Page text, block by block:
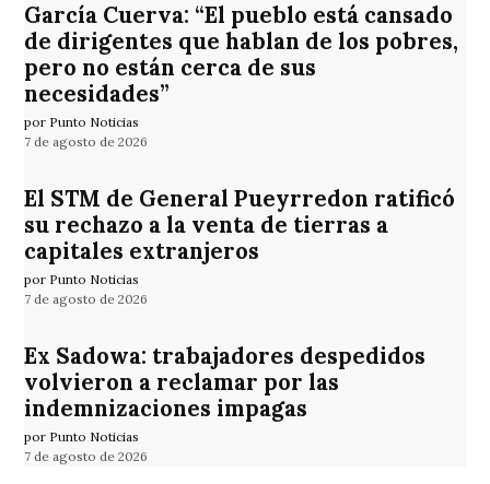
García Cuerva: “El pueblo está cansado
de dirigentes que hablan de los pobres,
pero no están cerca de sus
necesidades”
por Punto Noticias
7 de agosto de 2026
El STM de General Pueyrredon ratificó
su rechazo a la venta de tierras a
capitales extranjeros
por Punto Noticias
7 de agosto de 2026
Ex Sadowa: trabajadores despedidos
volvieron a reclamar por las
indemnizaciones impagas
por Punto Noticias
7 de agosto de 2026